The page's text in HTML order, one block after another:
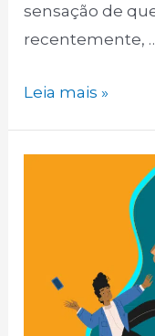
sensação de
recentemente,
05
diagnosticado
com
Síndrome
Leia mais »